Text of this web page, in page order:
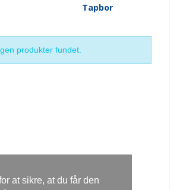
at sikre, at du får den
Tapbor
produkter fundet.